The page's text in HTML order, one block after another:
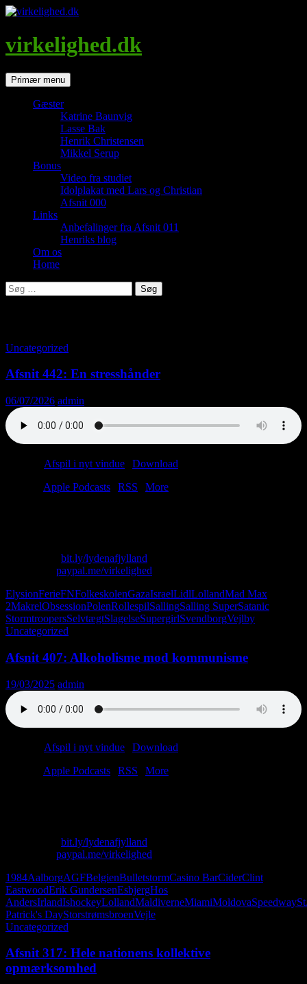
Hop
indhold
virkelighed.dk
SøgPrimær menu
Gæster
Katrine Baunvig
Lasse Bak
Henrik Christensen
Mikkel Serup
Bonus
Video fra studiet
Idolplakat med Lars og Christian
Afsnit 000
Links
Anbefalinger fra Afsnit 011
Henriks blog
Om os
Home
Søg
efter:
Uncategorized
Afsnit 442: En stresshånder
06/07/2026 admin
Afspil i nyt vindue Download
Apple Podcasts RSS
More
bit.ly/lydenafjylland
paypal.me/virkelighed
ElysionFerieFNFolkeskolenGazaIsraelLidlLollandMad Max
2MakrelObsessionPolenRollespilSallingSalling SuperSatanic
StormtroopersSelvtægtSlagelseSupergirlSvendborgVejlby
Uncategorized
Afsnit 407: Alkoholisme mod kommunisme
19/03/2025 admin
Afspil i nyt vindue Download
Apple Podcasts RSS
More
bit.ly/lydenafjylland
paypal.me/virkelighed
1984AalborgAGFBelgienBulletstormCasino BarCiderClint
EastwoodErik GundersenEsbjergHos
AndersIrlandIshockeyLollandMaldiverneMiamiMoldovaSpeedway
Patrick's DayStorstrømsbroenVejle
Uncategorized
Afsnit 317: Hele nationens kollektive
opmærksomhed